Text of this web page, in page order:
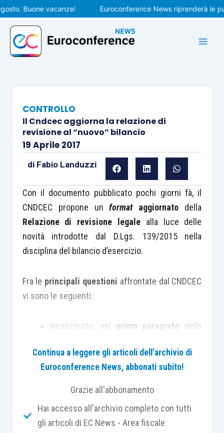
Vai
al
contenuto
Buone vacanze! Euroconference News riprenderà le
CONTROLLO
Il Cndcec aggiorna la relazione di
revisione al “nuovo” bilancio
19 Aprile 2017
di Fabio Landuzzi
Con il documento pubblicato pochi giorni fà, il
CNDCEC propone unformat aggiornato della
Relazione di revisione legale alla luce delle
novità introdotte dal D.Lgs. 139/2015 nella
disciplina del bilancio d’esercizio.
Fra le principali questioni affrontate dal CNDCEC
vi sono le seguenti:
innanzitutto, nel primo paragrafo della
documenti che compongono il fascicolo
del bilancio d’esercizio, viene inserita la
menzione anche del
che sono tenute alla sua redazione ai
sensi del novellato comma 1 dell’articolo
Continua a leggere gli articoli dell’archivio di
Euroconference News, abbonati subito!
Grazie all'abbonamento
Hai accesso all'archivio completo con tutti
gli articoli di EC News - Area fiscale